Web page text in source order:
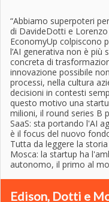
“Abbiamo superpoteri
di DavideDotti e
EconomyUp colpiscono
l’AI generativa non è
concreta di
innovazione possibile
processi, nella cultura
decisioni in contesti
questo motivo una
milioni, il round series B
SaaS: sta portando l'AI
è il focus del nuovo
Tutta da leggere la
Mosca: la startup ha
autonomo, il primo al
Edison, Dotti e